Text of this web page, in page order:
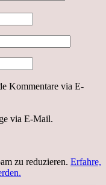
Kommentare via E-
via E-Mail.
zu reduzieren. Erfahre,